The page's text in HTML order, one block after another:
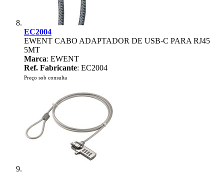
EC2004
EWENT CABO ADAPTADOR DE USB-C PARA RJ45
5MT
Marca: EWENT
Ref. Fabricante: EC2004
Preço sob consulta